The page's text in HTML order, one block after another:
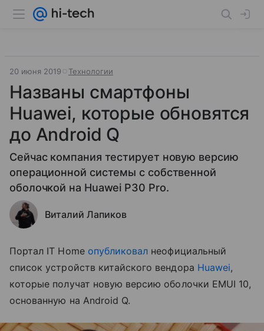
20 июня 2019 Технологии
Названы смартфоны
Huawei, которые обновятся
до Android Q
Сейчас компания тестирует новую версию
операционной системы с собственной
оболочкой на Huawei P30 Pro.
Виталий Лапиков
Портал IT Home опубликовал неофициальный
список устройств китайского вендора Huawei,
которые получат новую версию оболочки EMUI 10,
основанную на Android Q.